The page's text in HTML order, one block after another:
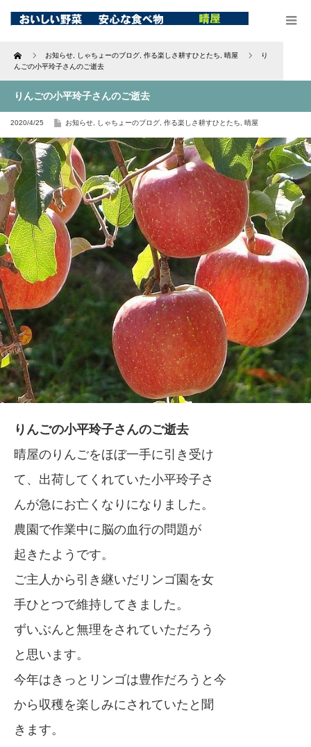
Home お知らせ しゃちょーのブログ 作る楽しさ耕すひとたち 晴屋
り
んごの小平玲子さんのご逝去
りんごの小平玲子さんのご逝去
2020/4/25 お知らせ しゃちょーのブログ 作る楽しさ耕すひとたち 晴屋
りんごの小平玲子さんのご逝去
晴屋のりんごをほぼ一手に引き受け
て、出荷してくれていた小平玲子さ
んが急にお亡くなりになりました。
農園で作業中に脳の血行の問題が
起きたようです。
ご主人から引き継いだリンゴ園を女
手ひとつで維持してきました。
ずいぶんと無理をされていただろう
と思います。
今年はきっとリンゴは豊作だろうと今
から収穫を楽しみにされていたと聞
きます。